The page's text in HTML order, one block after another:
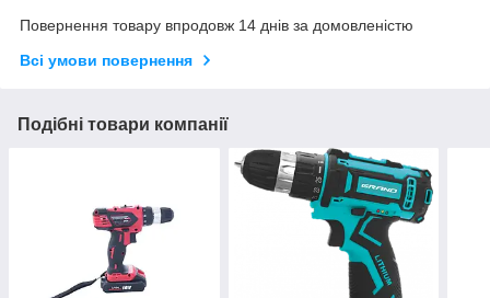
Повернення товару впродовж 14 днів за домовленістю
Всі умови повернення
Подібні товари компанії